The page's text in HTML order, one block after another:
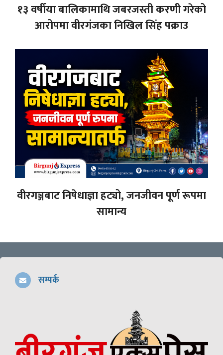
१३ वर्षीया बालिकामाथि जबरजस्ती करणी गरेको
आरोपमा वीरगंजका निखिल सिंह पक्राउ
वीरगञ्जबाट निषेधाज्ञा हट्यो, जनजीवन पूर्ण रूपमा
सामान्य
सम्पर्क